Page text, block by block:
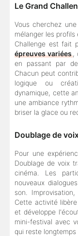
Le Grand
Vous cherchez
mélanger les
Challenge est fait
épreuves variées ,
en passant par
Chacun peut
logique ou
dynamique, cette
une ambiance
briser la glace ou
Doublage de
Pour une
Doublage de voix
cinéma. Les
nouveaux
son.
Cette activité
et développe
mini-festival avec
qui reste longtemps